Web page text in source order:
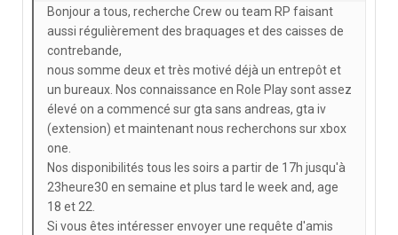
Bonjour a tous, recherche Crew ou team RP faisant
aussi régulièrement des braquages et des caisses de
contrebande,
nous somme deux et très motivé déjà un entrepôt et
un bureaux. Nos connaissance en Role Play sont assez
élevé on a commencé sur gta sans andreas, gta iv
(extension) et maintenant nous recherchons sur xbox
one.
Nos disponibilités tous les soirs a partir de 17h jusqu'à
23heure30 en semaine et plus tard le week and, age
18 et 22.
Si vous êtes intéresser envoyer une requête d'amis